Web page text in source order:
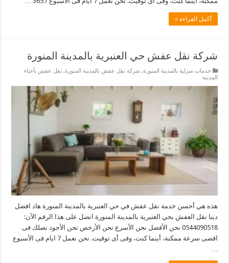
أكمل القراءة »
شركة نقل عفش حي العنبرية بالمدينة المنورة
خدمات منزلية بالمدينة المنورة,شركة نقل عفش بالمدينة المنورة, نقل عفش بأحياء
المدينة
هذه هي أحسن خدمة نقل عفش في حي العنبرية بالمدينة المنورة هاد افضل
دينا نقل العفش بحي العنبرية بالمدينة المنورة اتصل على هذا الرقم الآن:
0544090518 نحن الأفضل نحن الأسرع نحن الأرخص نحن الأجود نصلك فى
اقصى سرعة ممكنة، أينما كنت، وفى أى توقيت. نحن نعمل 7 ايام فى الأسبوع
…